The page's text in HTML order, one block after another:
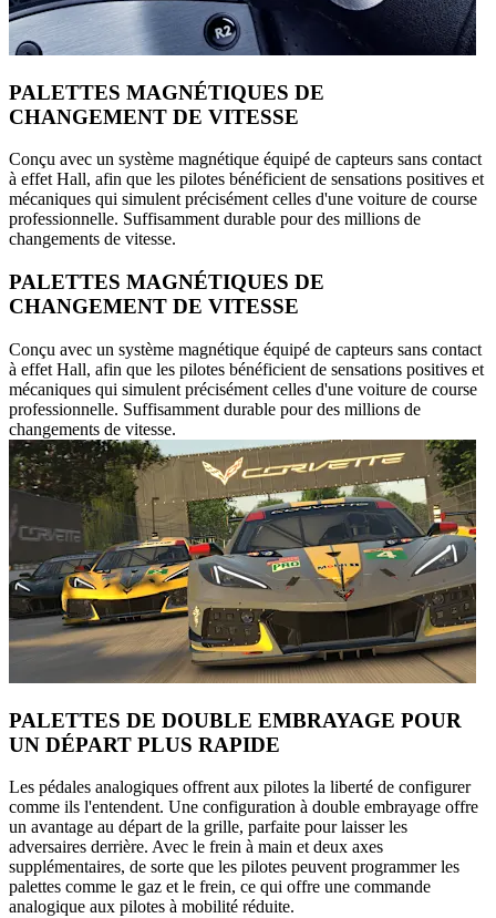
PALETTES MAGNÉTIQUES DE
CHANGEMENT DE VITESSE
Conçu avec un système magnétique équipé de capteurs sans contact
à effet Hall, afin que les pilotes bénéficient de sensations positives et
mécaniques qui simulent précisément celles d'une voiture de course
professionnelle. Suffisamment durable pour des millions de
changements de vitesse.
PALETTES MAGNÉTIQUES DE
CHANGEMENT DE VITESSE
Conçu avec un système magnétique équipé de capteurs sans contact
à effet Hall, afin que les pilotes bénéficient de sensations positives et
mécaniques qui simulent précisément celles d'une voiture de course
professionnelle. Suffisamment durable pour des millions de
changements de vitesse.
PALETTES DE DOUBLE EMBRAYAGE POUR
UN DÉPART PLUS RAPIDE
Les pédales analogiques offrent aux pilotes la liberté de configurer
comme ils l'entendent. Une configuration à double embrayage offre
un avantage au départ de la grille, parfaite pour laisser les
adversaires derrière. Avec le frein à main et deux axes
supplémentaires, de sorte que les pilotes peuvent programmer les
palettes comme le gaz et le frein, ce qui offre une commande
analogique aux pilotes à mobilité réduite.